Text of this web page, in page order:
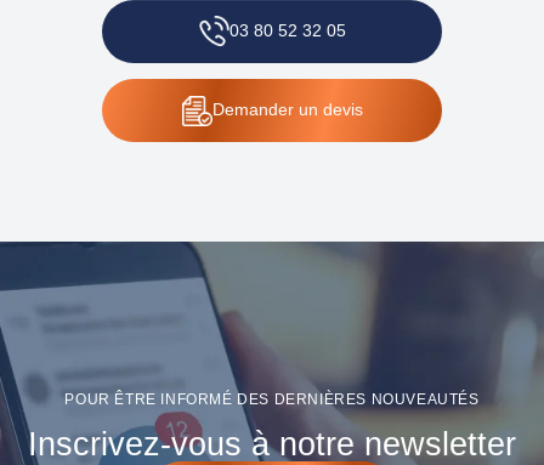
03 80 52 32 05
Demanderun devis
POUR ÊTRE INFORMÉ DES DERNIÈRES NOUVEAUTÉS
Inscrivez-vous à notre newsletter